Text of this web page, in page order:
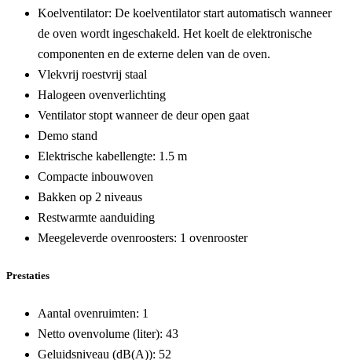
Koelventilator: De koelventilator start automatisch wanneer
de oven wordt ingeschakeld. Het koelt de elektronische
componenten en de externe delen van de oven.
Vlekvrij roestvrij staal
Halogeen ovenverlichting
Ventilator stopt wanneer de deur open gaat
Demo stand
Elektrische kabellengte: 1.5 m
Compacte inbouwoven
Bakken op 2 niveaus
Restwarmte aanduiding
Meegeleverde ovenroosters: 1 ovenrooster
Prestaties
Aantal ovenruimten: 1
Netto ovenvolume (liter): 43
Geluidsniveau (dB(A)): 52